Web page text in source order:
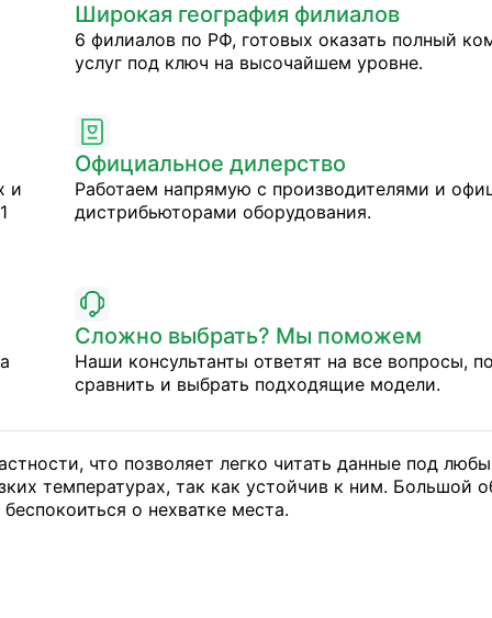
Широкая география филиалов
6 филиалов по РФ, готовых оказать полный
услуг под ключ на высочайшем уровне.
и
Официальное дилерство
Работаем напрямую с производителями и
дистрибьюторами оборудования.
Сложно выбрать? Мы поможем
Наши консультанты ответят на все вопросы,
сравнить и выбрать подходящие модели.
что позволяет легко читать данные под
температурах, так как устойчив к ним. Большой
о нехватке места.